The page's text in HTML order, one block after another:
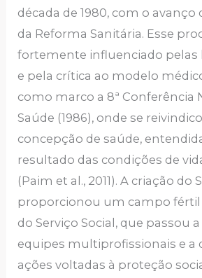
década de 1980, com o
da Reforma Sanitária. Esse
fortemente influenciado pelas
e pela crítica ao modelo
como marco a 8ª Conferência
Saúde (1986), onde se
concepção de saúde,
resultado das condições de
(Paim et al., 2011). A criação do
proporcionou um campo fértil
do Serviço Social, que passou
equipes multiprofissionais e a
ações voltadas à proteção